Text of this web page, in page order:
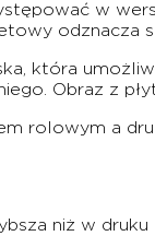
w
odznacza
która
Obraz z
rolowym a
niż w